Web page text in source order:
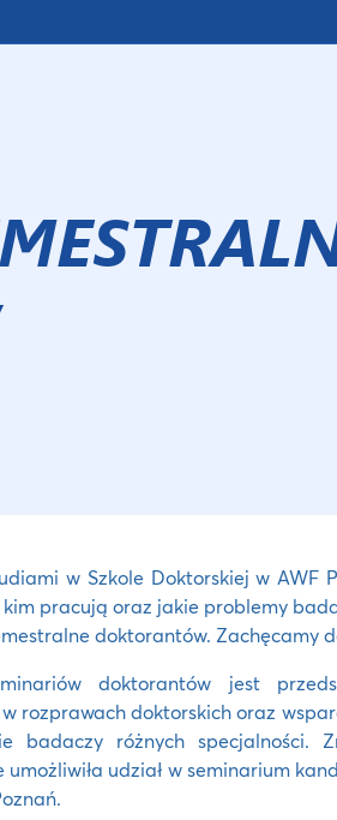
w Szkole Doktorskiej w AWF
pracują oraz jakie problemy
doktorantów. Zachęcamy
doktorantów jest
rozprawach doktorskich oraz
badaczy różnych specjalności.
udział w seminarium